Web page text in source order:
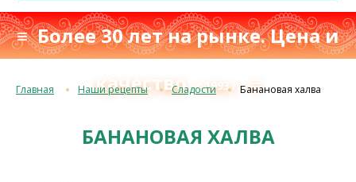
≡ Более 30 лет на рынке. Цена и
качествос 1993 г.≡
Главная Наши рецепты Сладости Банановая халва
БАНАНОВАЯ ХАЛВА